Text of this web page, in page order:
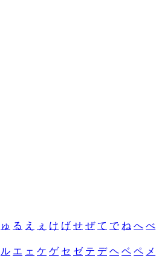
ゅ る え ぇ け げ せ ぜ て で ね へ べ
ル エ ェ ケ ゲ セ ゼ テ デ ヘ ベ ペ メ